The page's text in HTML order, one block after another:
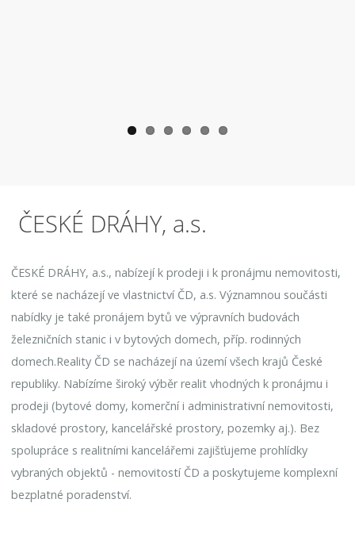
ČESKÉ DRÁHY, a.s.
ČESKÉ DRÁHY, a.s., nabízejí k prodeji i k pronájmu nemovitosti,
které se nacházejí ve vlastnictví ČD, a.s. Významnou součásti
nabídky je také pronájem bytů ve výpravních budovách
železničních stanic i v bytových domech, příp. rodinných
domech.Reality ČD se nacházejí na území všech krajů České
republiky. Nabízíme široký výběr realit vhodných k pronájmu i
prodeji (bytové domy, komerční i administrativní nemovitosti,
skladové prostory, kancelářské prostory, pozemky aj.). Bez
spolupráce s realitními kancelářemi zajišťujeme prohlídky
vybraných objektů - nemovitostí ČD a poskytujeme komplexní
bezplatné poradenství.